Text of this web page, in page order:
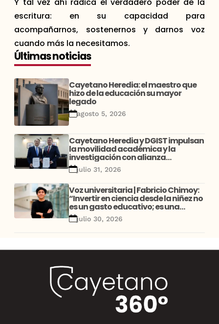
Y tal vez ahí radica el verdadero poder de la
escritura: en su capacidad para
acompañarnos, sostenernos y darnos voz
cuando más la necesitamos.
Últimas noticias
Cayetano Heredia: el maestro que
hizo de la educación su mayor
legado
agosto 5, 2026
Cayetano Heredia y DGIST impulsan
la movilidad académica y la
investigación con alianza
estratégica entre Perú y Corea
julio 31, 2026
Voz universitaria | Fabricio Chimoy:
“Invertir en ciencia desde la niñez no
es un gasto educativo; es una
decisión de desarrollo”
julio 30, 2026